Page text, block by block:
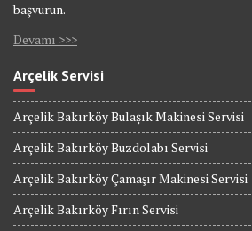
başvurun.
Devamı >>>
Arçelik Servisi
Arçelik Bakırköy Bulaşık Makinesi Servisi
Arçelik Bakırköy Buzdolabı Servisi
Arçelik Bakırköy Çamaşır Makinesi Servisi
Arçelik Bakırköy Fırın Servisi